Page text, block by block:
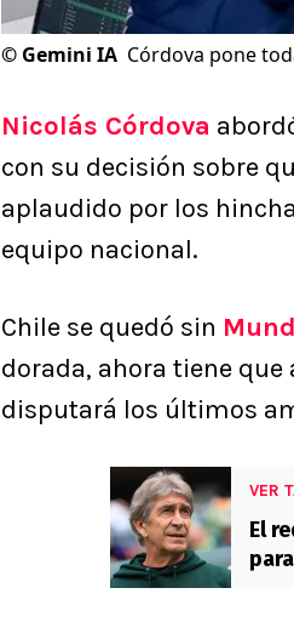
© Gemini IA Córdova pone
Nicolás Córdova
con su decisión sobre
aplaudido por los
equipo nacional.
Chile se quedó sin
dorada, ahora tiene
disputará los últimos
VER
El